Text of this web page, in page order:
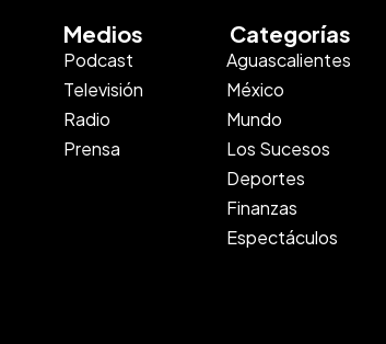
Medios
Podcast
Televisión
Radio
Prensa
Categorías
Aguascalientes
México
Mundo
Los Sucesos
Deportes
Finanzas
Espectáculos